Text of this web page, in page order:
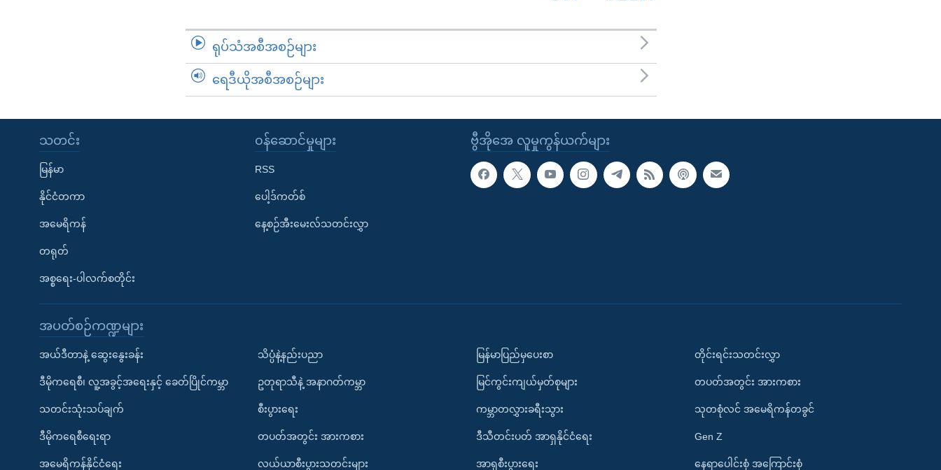
ရုပ်သံအစီအစဉ်များ
ရေဒီယိုအစီအစဉ်များ
ဗွီအိုအေ လူမှုကွန်ယက်များ
သတင်း
မြန်မာ
နိုင်ငံတကာ
အမေရိကန်
တရုတ်
အစ္စရေး-ပါလက်စတိုင်း
၀န်ဆောင်မှုများ
RSS
ပေါ့ဒ်ကတ်စ်
နေ့စဉ်အီးမေးလ်သတင်းလွှာ
အပတ်စဉ်ကဏ္ဍများ
အယ်ဒီတာနဲ့ ဆွေးနွေးခန်း
ဒီမိုကရေစီ၊ လူ့အခွင့်အရေးနှင့် ခေတ်ပြိုင်ကမ္ဘာ
သတင်းသုံးသပ်ချက်
ဒီမိုကရေစီရေးရာ
အမေရိကန်နိုင်ငံရေး
သိပ္ပံနဲ့နည်းပညာ
ဥတုရာသီနဲ့ အနာဂတ်ကမ္ဘာ
စီးပွားရေး
တပတ်အတွင်း အားကစား
လယ်ယာစီးပွားသတင်းများ
မြန်မာပြည်မှပေးစာ
မြင်ကွင်းကျယ်မှတ်စုများ
ကမ္ဘာတလွှားခရီးသွား
ဒီသီတင်းပတ် အာရှနိုင်ငံရေး
အာရှစီးပွားရေး
တိုင်းရင်းသတင်းလွှာ
တပတ်အတွင်း အားကစား
သုတစုံလင် အမေရိကန်တခွင်
Gen Z
နေရာပေါင်းစုံ အကြောင်းစုံ